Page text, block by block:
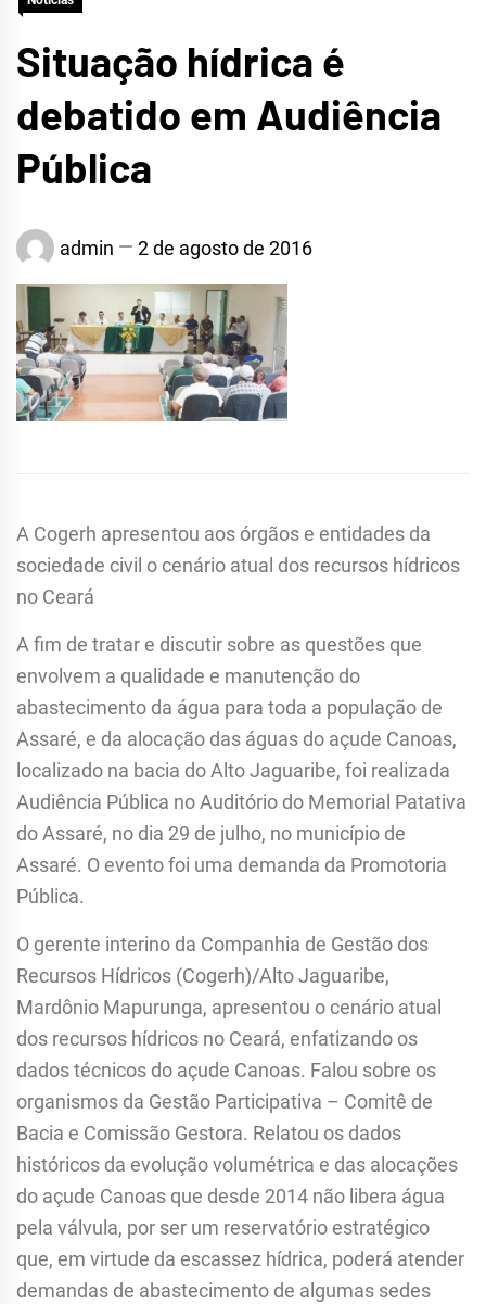
Situação hídrica é
debatido em Audiência
Pública
admin 2 de agosto de 2016
A Cogerh apresentou aos órgãos e entidades da
sociedade civil o cenário atual dos recursos hídricos
no Ceará
A fim de tratar e discutir sobre as questões que
envolvem a qualidade e manutenção do
abastecimento da água para toda a população de
Assaré, e da alocação das águas do açude Canoas,
localizado na bacia do Alto Jaguaribe, foi realizada
Audiência Pública no Auditório do Memorial Patativa
do Assaré, no dia 29 de julho, no município de
Assaré. O evento foi uma demanda da Promotoria
Pública.
O gerente interino da Companhia de Gestão dos
Recursos Hídricos (Cogerh)/Alto Jaguaribe,
Mardônio Mapurunga, apresentou o cenário atual
dos recursos hídricos no Ceará, enfatizando os
dados técnicos do açude Canoas. Falou sobre os
organismos da Gestão Participativa – Comitê de
Bacia e Comissão Gestora. Relatou os dados
históricos da evolução volumétrica e das alocações
do açude Canoas que desde 2014 não libera água
pela válvula, por ser um reservatório estratégico
que, em virtude da escassez hídrica, poderá atender
demandas de abastecimento de algumas sedes